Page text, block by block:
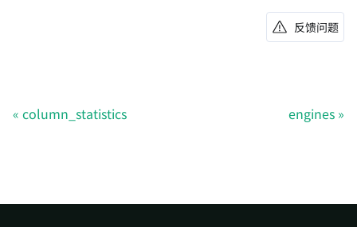
反馈问题
column_statistics engines